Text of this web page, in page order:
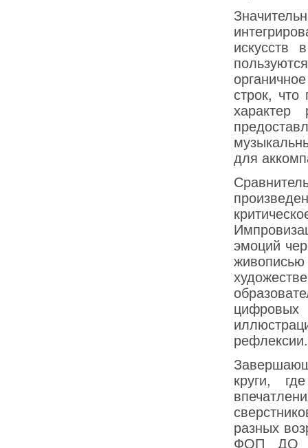
искусств
строк, что
характер
для
эмоций
рефлексии.
круги,
разных
ФОП ДО в